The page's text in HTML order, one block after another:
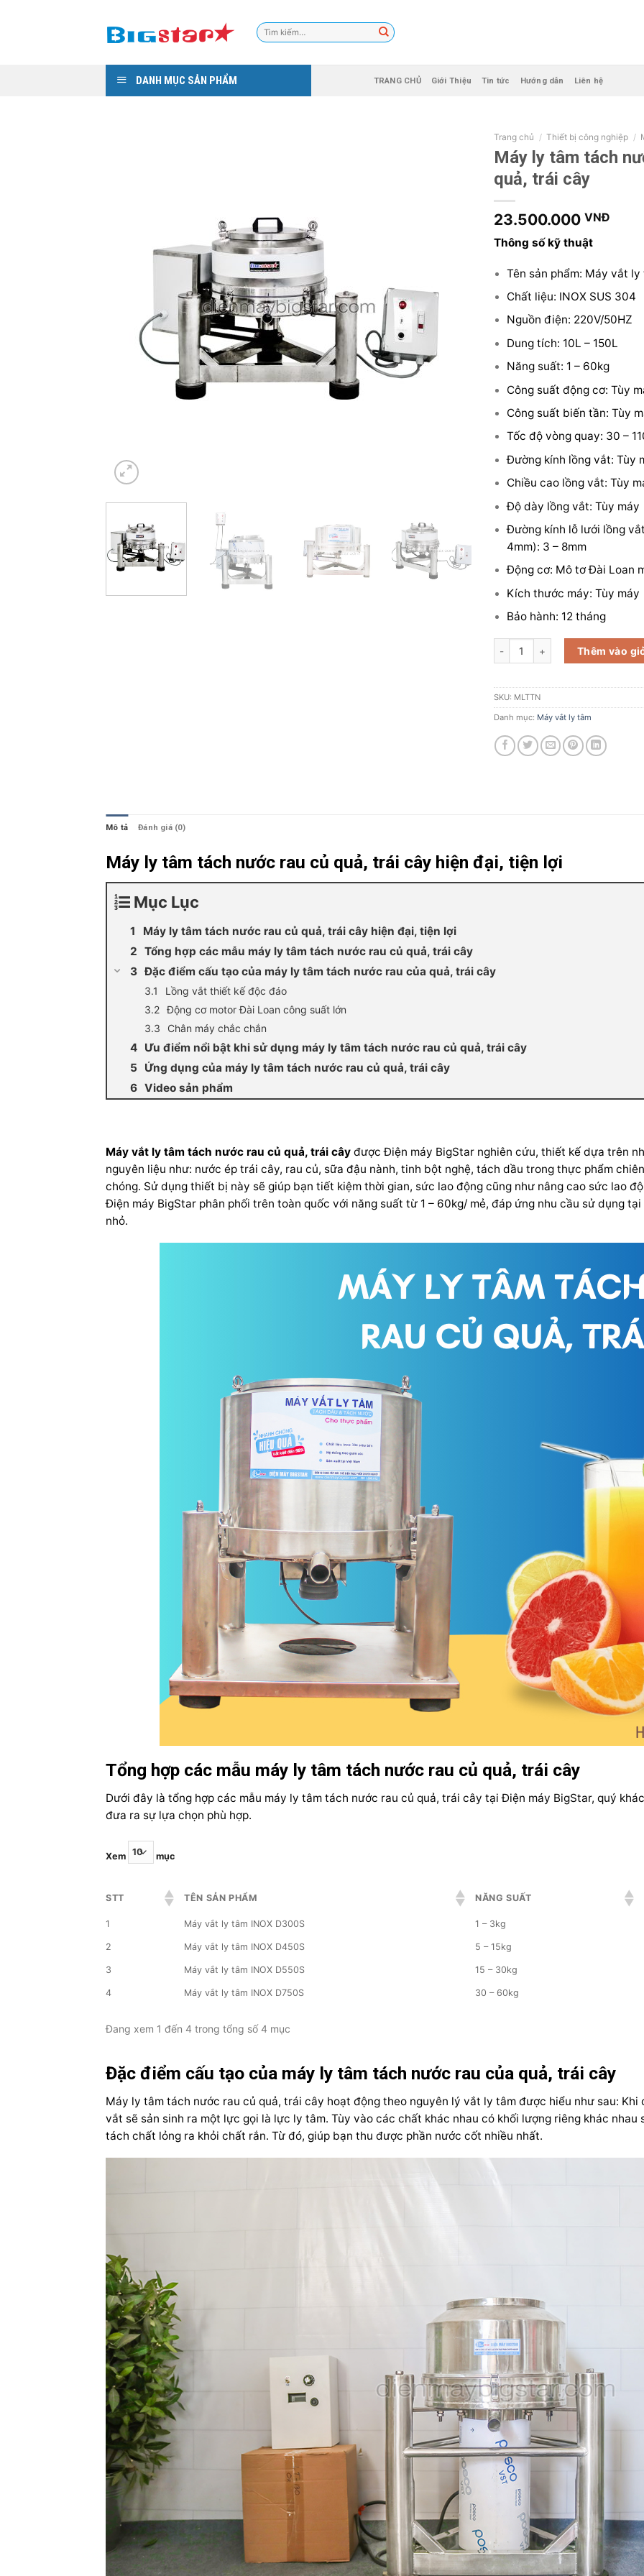
Tìm
kiếm:
DANH MỤC SẢN PHẨM TRANG CHỦ Giới Thiệu Tin tức Hướng dẫn Liên hệ
Trang chủ / Thiết bị công nghiệp /
Máy ly tâm tách
quả, trái cây
23.500.000 VNĐ
Thông số kỹ thuật
Tên sản phẩm: Máy vắt ly
Chất liệu: INOX SUS 304
Nguồn điện: 220V/50HZ
Dung tích: 10L – 150L
Năng suất: 1 – 60kg
Công suất động cơ: Tùy
Công suất biến tần: Tùy
Tốc độ vòng quay: 30 –
Đường kính lồng vắt: Tùy
Chiều cao lồng vắt: Tùy
Độ dày lồng vắt: Tùy máy
Đường kính lỗ lưới lồng
4mm): 3 – 8mm
Động cơ: Mô tơ Đài Loan
Kích thước máy: Tùy máy
Bảo hành: 12 tháng
Máy ly tâm tách nước rau củ quả,
Thêm vào
SKU: MLTTN
Danh mục: Máy vắt ly tâm
Mô tả Đánh giá (0)
Máy ly tâm tách nước rau củ quả, trái cây hiện đại, tiện lợi
Mục Lục
Máy ly tâm tách nước rau củ quả, trái cây hiện đại, tiện lợi
Tổng hợp các mẫu máy ly tâm tách nước rau củ quả, trái cây
Đặc điểm cấu tạo của máy ly tâm tách nước rau của quả, trái cây
Lồng vắt thiết kế độc đáo
Động cơ motor Đài Loan công suất lớn
Chân máy chắc chắn
Ưu điểm nổi bật khi sử dụng máy ly tâm tách nước rau củ quả, trái cây
Ứng dụng của máy ly tâm tách nước rau củ quả, trái cây
Video sản phẩm
Máy vắt ly tâm tách nước rau củ quả, trái cây được Điện máy BigStar nghiên cứu, thiết kế dựa trên
nguyên liệu như: nước ép trái cây, rau củ, sữa đậu nành, tinh bột nghệ, tách dầu trong thực phẩm
chóng. Sử dụng thiết bị này sẽ giúp bạn tiết kiệm thời gian, sức lao động cũng như nâng cao sức lao
Điện máy BigStar phân phối trên toàn quốc với năng suất từ 1 – 60kg/ mẻ, đáp ứng nhu cầu sử dụng
nhỏ.
Tổng hợp các mẫu máy ly tâm tách nước rau củ quả, trái cây
Dưới đây là tổng hợp các mẫu máy ly tâm tách nước rau củ quả, trái cây tại Điện máy BigStar, quý
đưa ra sự lựa chọn phù hợp.
Xem mục
STT TÊN SẢN PHẨM NĂNG SUẤT
1 Máy vắt ly tâm INOX D300S 1 – 3kg
2 Máy vắt ly tâm INOX D450S 5 – 15kg
3 Máy vắt ly tâm INOX D550S 15 – 30kg
4 Máy vắt ly tâm INOX D750S 30 – 60kg
Đang xem 1 đến 4 trong tổng số 4 mục
Đặc điểm cấu tạo của máy ly tâm tách nước rau của quả, trái cây
Máy ly tâm tách nước rau củ quả, trái cây hoạt động theo nguyên lý vắt ly tâm được hiểu như sau:
vắt sẽ sản sinh ra một lực gọi là lực ly tâm. Tùy vào các chất khác nhau có khối lượng riêng khác
tách chất lỏng ra khỏi chất rắn. Từ đó, giúp bạn thu được phần nước cốt nhiều nhất.